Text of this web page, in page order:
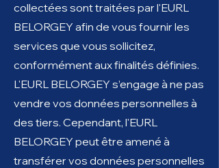
collectées sont traitées par l'EURL
BELORGEY afin de vous fournir les
services que vous sollicitez,
conformément aux finalités définies.
L'EURL BELORGEY s’engage à ne pas
vendre vos données personnelles à
des tiers. Cependant, l'EURL
BELORGEY peut être amené à
transférer vos données personnelles